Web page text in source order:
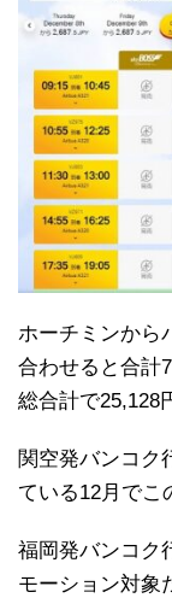
ホーチミンから
合わせると合計
総合計で25,128
関空発バンコク
ている12月でこ
福岡発バンコク
モーション対象